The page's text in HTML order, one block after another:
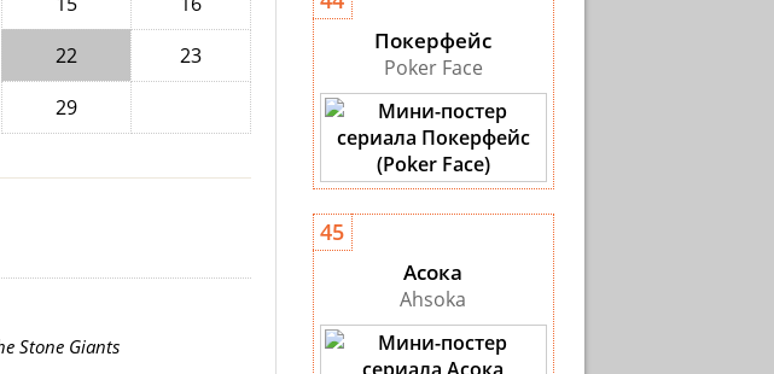
22
23
29
Stone Giants
Покерфейс
Poker Face
45
Асока
Ahsoka